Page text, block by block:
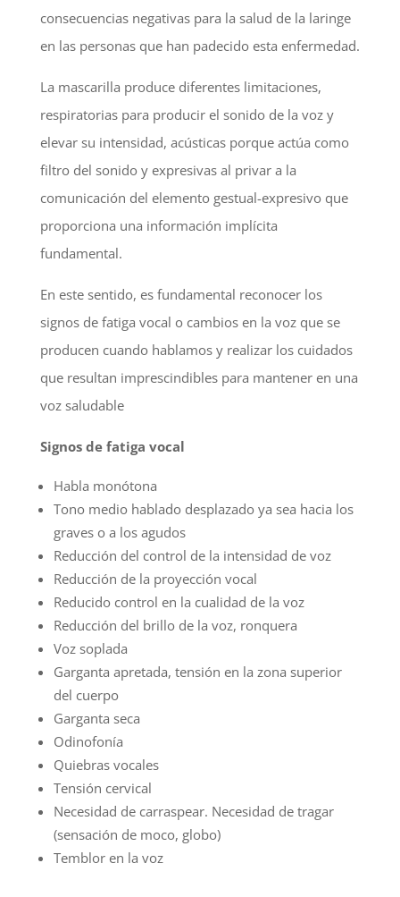
consecuencias negativas para la salud de la laringe
en las personas que han padecido esta enfermedad.
La mascarilla produce diferentes limitaciones,
respiratorias para producir el sonido de la voz y
elevar su intensidad, acústicas porque actúa como
filtro del sonido y expresivas al privar a la
comunicación del elemento gestual-expresivo que
proporciona una información implícita
fundamental.
En este sentido, es fundamental reconocer los
signos de fatiga vocal o cambios en la voz que se
producen cuando hablamos y realizar los cuidados
que resultan imprescindibles para mantener en una
voz saludable
Signos de fatiga vocal
Habla monótona
Tono medio hablado desplazado ya sea hacia los
graves o a los agudos
Reducción del control de la intensidad de voz
Reducción de la proyección vocal
Reducido control en la cualidad de la voz
Reducción del brillo de la voz, ronquera
Voz soplada
Garganta apretada, tensión en la zona superior
del cuerpo
Garganta seca
Odinofonía
Quiebras vocales
Tensión cervical
Necesidad de carraspear. Necesidad de tragar
(sensación de moco, globo)
Temblor en la voz